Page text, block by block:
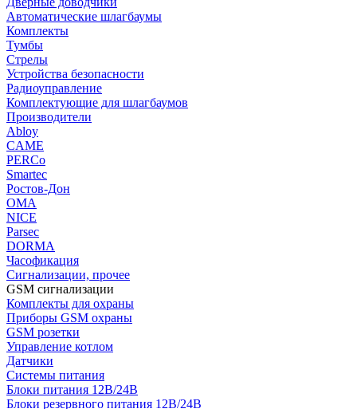
Автоматические шлагбаумы
Комплекты
Тумбы
Стрелы
Устройства безопасности
Радиоуправление
Комплектующие для шлагбаумов
Производители
Abloy
CAME
PERCo
Smartec
Ростов-Дон
ОМА
NICE
Parsec
DORMA
Часофикация
Сигнализации, прочее
GSM сигнализации
Комплекты для охраны
Приборы GSM охраны
GSM розетки
Управление котлом
Датчики
Системы питания
Блоки питания 12В/24В
Блоки резервного питания 12В/24В